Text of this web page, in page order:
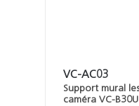
VC-AC03
Support mural
caméra VC-B30U